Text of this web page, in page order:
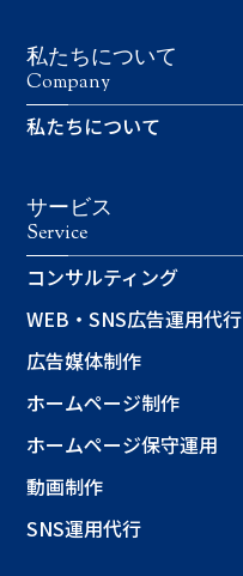
私たちについて
Company
私たちについて
サービス
Service
コンサルティング
WEB・SNS広告運用代行
広告媒体制作
ホームページ制作
ホームページ保守運用
動画制作
SNS運用代行